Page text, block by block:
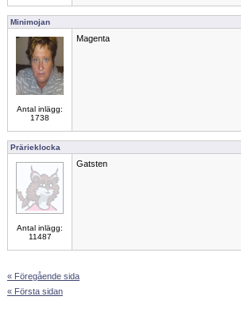
Minimojan
Antal inlägg:
1738
Magenta
Prärieklocka
Antal inlägg:
11487
Gatsten
« Föregående sida
« Första sidan